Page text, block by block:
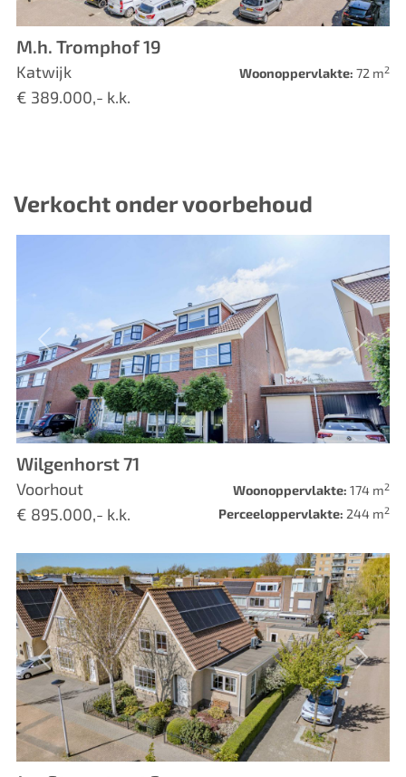
M.h. Tromphof 19
Katwijk
€ 389.000,- k.k.
Woonoppervlakte: 72 m2
Verkocht onder voorbehoud
Vorige
Wilgenhorst 71
Voorhout
€ 895.000,- k.k.
Woonoppervlakte: 174 m2
Perceeloppervlakte: 244 m2
Vorige